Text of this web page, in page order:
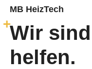
MB HeizTech
Wir
helfen.